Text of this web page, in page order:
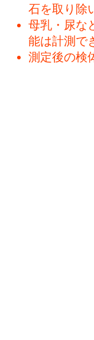
石を取り除
母乳・尿な
能は計測で
測定後の検